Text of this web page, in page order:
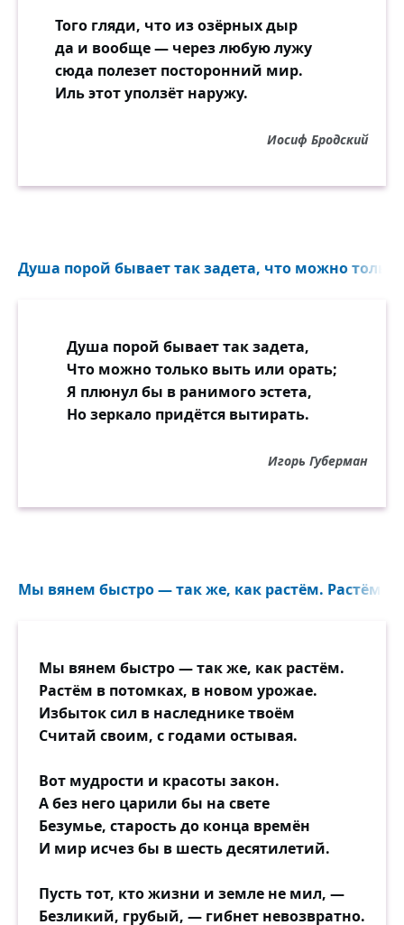
Того гляди, что из озёрных дыр
да и вообще — через любую лужу
сюда полезет посторонний мир.
Иль этот уползёт наружу.
Иосиф Бродский
Душа порой бывает так задета, что можно
Душа порой бывает так задета,
Что можно только выть или орать;
Я плюнул бы в ранимого эстета,
Но зеркало придётся вытирать.
Игорь Губерман
Мы вянем быстро — так же, как растём. Растём в
Мы вянем быстро — так же, как растём.
Растём в потомках, в новом урожае.
Избыток сил в наследнике твоём
Считай своим, с годами остывая.
Вот мудрости и красоты закон.
А без него царили бы на свете
Безумье, старость до конца времён
И мир исчез бы в шесть десятилетий.
Пусть тот, кто жизни и земле не мил, —
Безликий, грубый, — гибнет невозвратно.